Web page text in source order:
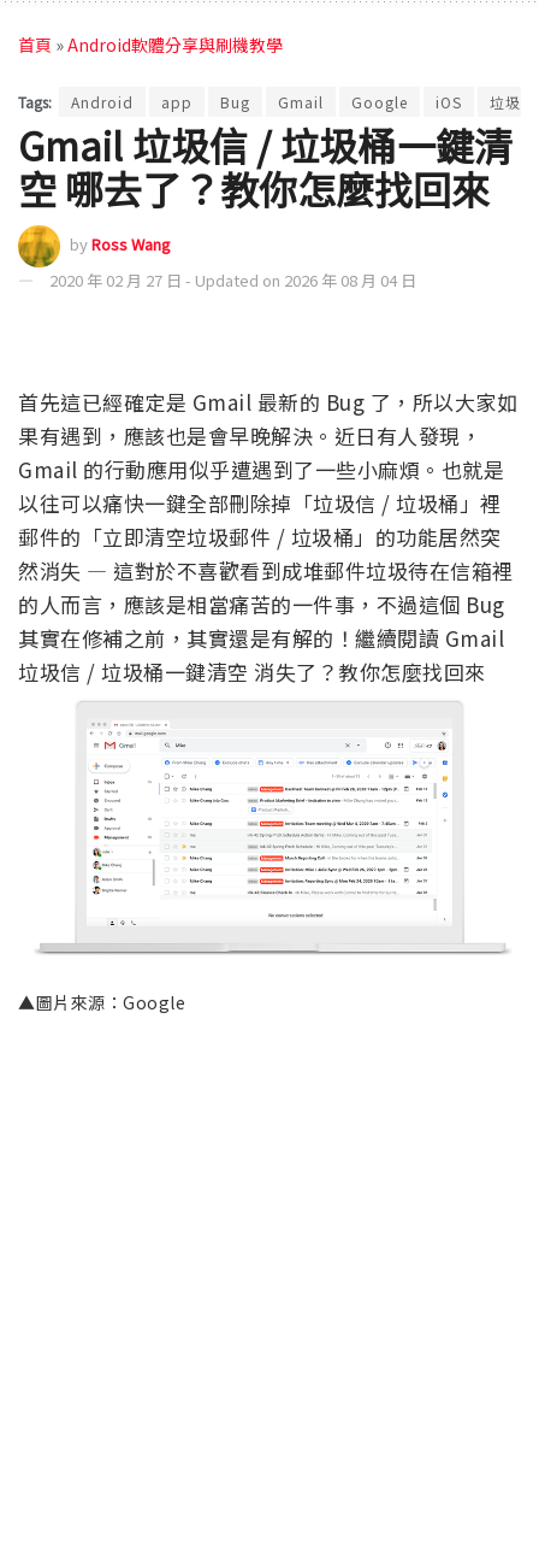
首頁 »Android軟體分享與刷機教學
Tags: Android app Bug Gmail Google iOS 垃圾信
Gmail 垃圾信 / 垃圾桶一鍵清
空 哪去了？教你怎麼找回來
byRoss Wang
2020 年 02 月 27 日 - Updated on 2026 年 08 月 04 日
首先這已經確定是 Gmail 最新的 Bug 了，所以大家如
果有遇到，應該也是會早晚解決。近日有人發現，
Gmail 的行動應用似乎遭遇到了一些小麻煩。也就是
以往可以痛快一鍵全部刪除掉「垃圾信 / 垃圾桶」裡
郵件的「立即清空垃圾郵件 / 垃圾桶」的功能居然突
然消失 — 這對於不喜歡看到成堆郵件垃圾待在信箱裡
的人而言，應該是相當痛苦的一件事，不過這個 Bug
其實在修補之前，其實還是有解的！繼續閱讀 Gmail
垃圾信 / 垃圾桶一鍵清空 消失了？教你怎麼找回來
▲圖片來源：Google